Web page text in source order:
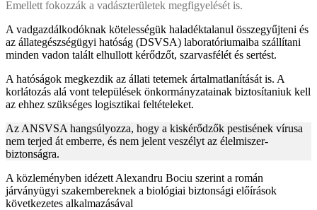
Emellett fokozzák a vadászterületek megfigyelését is.
A vadgazdálkodóknak kötelességük haladéktalanul összegyűjteni és
az állategészségügyi hatóság (DSVSA) laboratóriumaiba szállítani
minden vadon talált elhullott kérődzőt, szarvasfélét és sertést.
A hatóságok megkezdik az állati tetemek ártalmatlanítását is. A
korlátozás alá vont települések önkormányzatainak biztosítaniuk kell
az ehhez szükséges logisztikai feltételeket.
Az ANSVSA hangsúlyozza, hogy a kiskérődzők pestisének vírusa
nem terjed át emberre, és nem jelent veszélyt az élelmiszer-
biztonságra.
A közleményben idézett Alexandru Bociu szerint a román
járványügyi szakembereknek a biológiai biztonsági előírások
következetes alkalmazásával